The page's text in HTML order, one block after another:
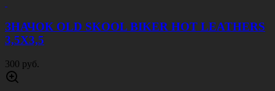
ЗНАЧОК OLD SKOOL BIKER HOT LEATHERS
3,5Х3,5
300 руб.